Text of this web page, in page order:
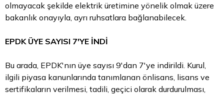
olmayacak şekilde elektrik üretimine yönelik olmak üzere
bakanlık onayıyla, ayrı ruhsatlara bağlanabilecek.
EPDK ÜYE SAYISI 7'YE İNDİ
Bu arada, EPDK'nın üye sayısı 9'dan 7'ye indirildi. Kurul,
ilgili piyasa kanunlarında tanımlanan önlisans, lisans ve
sertifikaların verilmesi, tadili, geçici olarak durdurulması,